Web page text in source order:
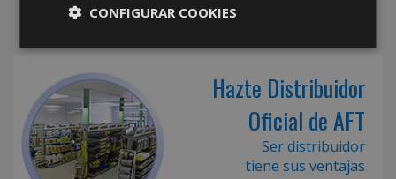
Hazte Distribuidor
Oficial de AFT
Ser distribuidor
tiene sus ventajas
CONFIGURAR COOKIES